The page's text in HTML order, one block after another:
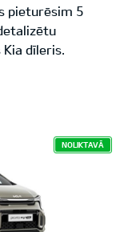
pieturēsim 5
dīleris.
NOLIKTAVĀ